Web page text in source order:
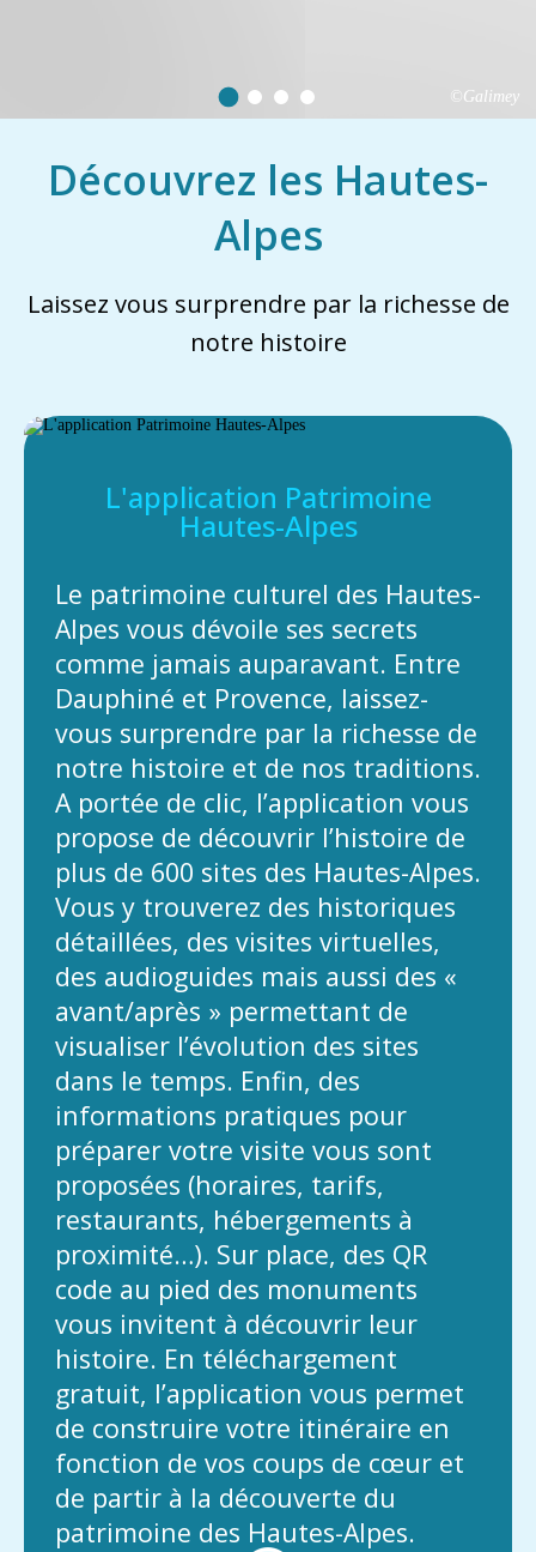
©Galimey
Découvrez les Hautes-
Alpes
Laissez vous surprendre par la richesse de
notre histoire
L'application Patrimoine
Hautes-Alpes
Le patrimoine culturel des Hautes-
Alpes vous dévoile ses secrets
comme jamais auparavant. Entre
Dauphiné et Provence, laissez-
vous surprendre par la richesse de
notre histoire et de nos traditions.
A portée de clic, l’application vous
propose de découvrir l’histoire de
plus de 600 sites des Hautes-Alpes.
Vous y trouverez des historiques
détaillées, des visites virtuelles,
des audioguides mais aussi des «
avant/après » permettant de
visualiser l’évolution des sites
dans le temps. Enfin, des
informations pratiques pour
préparer votre visite vous sont
proposées (horaires, tarifs,
restaurants, hébergements à
proximité…). Sur place, des QR
code au pied des monuments
vous invitent à découvrir leur
histoire. En téléchargement
gratuit, l’application vous permet
de construire votre itinéraire en
fonction de vos coups de cœur et
de partir à la découverte du
patrimoine des Hautes-Alpes.